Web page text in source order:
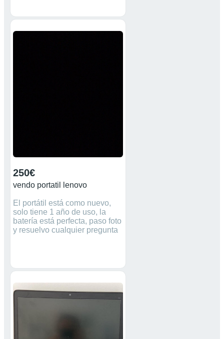
dependiendo del uso que se le
250€
vendo portatil lenovo
El portátil está como nuevo,
solo tiene 1 año de uso, la
batería está perfecta, paso foto
y resuelvo cualquier pregunta